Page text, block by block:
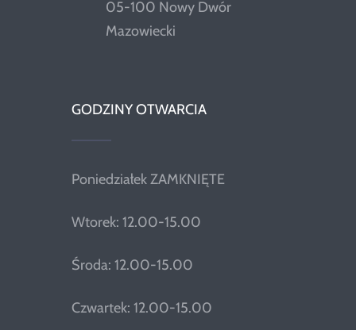
05-100 Nowy Dwór
Mazowiecki
GODZINY OTWARCIA
Poniedziałek ZAMKNIĘTE
Wtorek: 12.00-15.00
Środa: 12.00-15.00
Czwartek: 12.00-15.00